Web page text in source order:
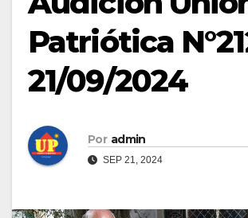
Patriótica
21/09/2024
Por admin
SEP 21, 2024